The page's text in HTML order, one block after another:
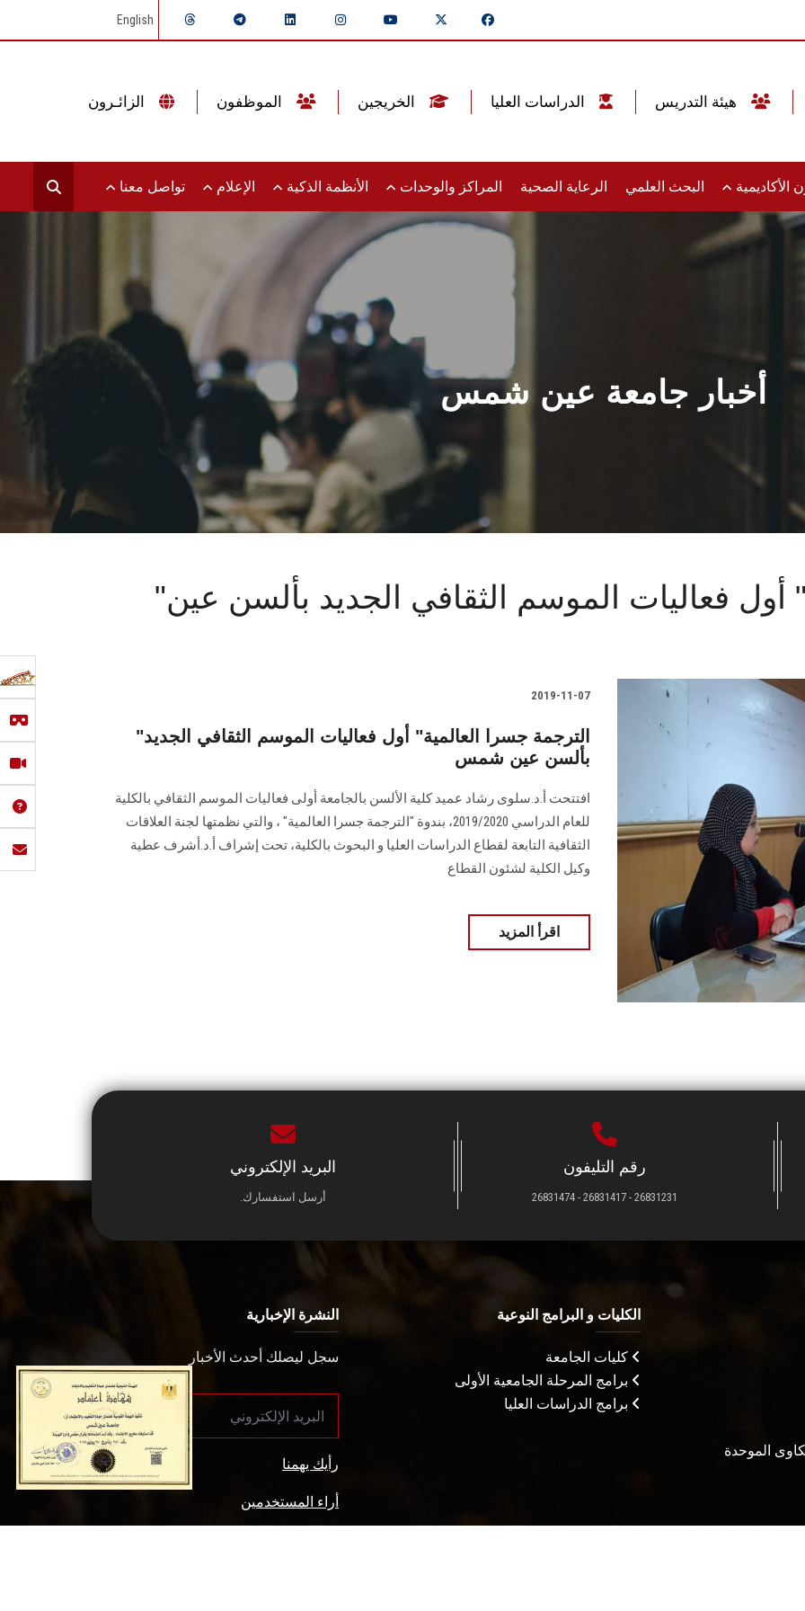
English
الأكاديمية البحث العلمي الرعاية الصحية المراكز والوحدات الأنظمة الذكية الإعلام تواصل معنا
أخبار جامعة عين شمس
"الترجمة جسرا العالمية" أول فعاليات الموسم الثقافي الجديد بألسن عين
2019-11-07
"الترجمة جسرا العالمية" أول فعاليات الموسم الثقافي الجديد
بألسن عين شمس
افتتحت أ.د.سلوى رشاد عميد كلية الألسن بالجامعة أولى فعاليات الموسم الثقافي بالكلية
للعام الدراسي 2019/2020، بندوة "الترجمة جسرا العالمية" ، والتي نظمتها لجنة العلاقات
الثقافية التابعة لقطاع الدراسات العليا و البحوث بالكلية، تحت إشراف أ.د.أشرف عطية
وكيل الكلية لشئون القطاع
اقرأ المزيد
رقم التليفون
26831231 - 26831417 - 26831474
البريد الإلكتروني
أرسل استفسارك.
الموحدة
الكليات و البرامج النوعية
كليات الجامعة
برامج المرحلة الجامعية الأولى
برامج الدراسات العليا
النشرة الإخبارية
سجل ليصلك أحدث الأخبار
رأيك يهمنا
أراء المستخدمين